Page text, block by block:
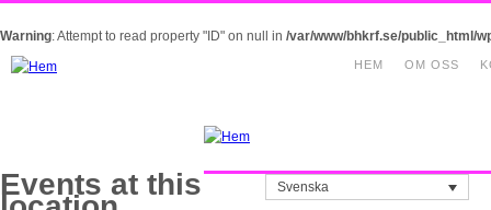
Warning: Attempt to read property "ID" on null in /var/www/bhkrf.se/public_html/
OM OSS
HEM
Events at this Svenska